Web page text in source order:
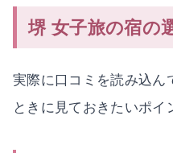
堺 女子旅の宿の
実際に口コミを読み込ん
ときに見ておきたいポイ